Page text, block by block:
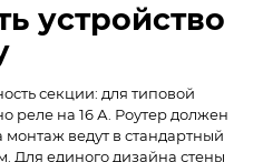
устройство
секции: для типовой
реле на 16 А. Роутер должен
монтаж ведут в стандартный
Для единого дизайна стены